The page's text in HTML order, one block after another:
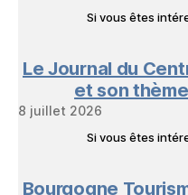
Si vous êtes
Le Journal du
et son
8 juillet 2026
Si vous êtes
Bourgogne